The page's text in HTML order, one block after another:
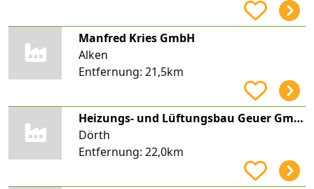
Manfred Kries GmbH
Alken
Entfernung: 21,5km
Heizungs- und Lüftungsbau Geuer GmbH
Dörth
Entfernung: 22,0km